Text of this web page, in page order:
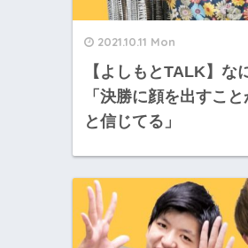
2021.10.11 Mon
【よしもとTALK】な
「決勝に顔を出すこ
と信じてる」